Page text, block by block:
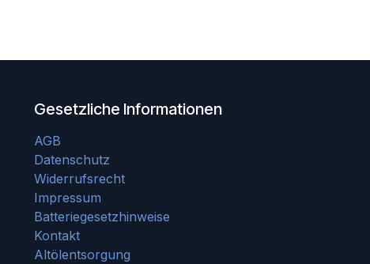
Gesetzliche Informationen
AGB
Datenschutz
Widerrufsrecht
Impressum
Batteriegesetzhinweise
Kontakt
Altölentsorgung